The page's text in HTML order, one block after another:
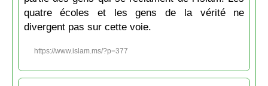
quatre écoles et les gens de la vérité ne
divergent pas sur cette voie.
https://www.islam.ms/?p=377